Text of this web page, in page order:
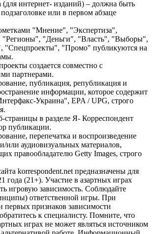
(для интернет- изданий) – должна быть
или в первом абзаце
"Мнение", "Экспертиза",
"Регионы", "Деньги", "Власть", "Выборы",
"Спецпроекты", "Промо" публикуются на
создается совместно с
партнерами.
публикация, републикация и
информации, которое содержит
Украина", EPA / UPG, строго
страницы в разделе Я- Корреспондент
публикации.
перепечатка и воспроизведение
или аудиовизуальных материалов,
правообладателю Getty Images, строго
korrespondent.net предназначены для
года (21+). Участие в азартных играх
игровую зависимость. Соблюдайте
ответственной игры. При
первых признаков зависимости
к специалисту. Помните, что
играх не может являться источником